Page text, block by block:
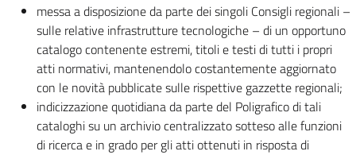
messa a disposizione da parte dei singoli Consigli regionali –
sulle relative infrastrutture tecnologiche – di un opportuno
catalogo contenente estremi, titoli e testi di tutti i propri
atti normativi, mantenendolo costantemente aggiornato
con le novità pubblicate sulle rispettive gazzette regionali;
indicizzazione quotidiana da parte del Poligrafico di tali
cataloghi su un archivio centralizzato sotteso alle funzioni
di ricerca e in grado per gli atti ottenuti in risposta di